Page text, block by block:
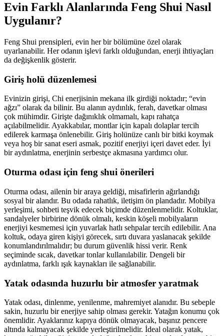
Evin Farklı Alanlarında Feng Shui Nasıl
Uygulanır?
Feng Shui prensipleri, evin her bir bölümüne özel olarak
uyarlanabilir. Her odanın işlevi farklı olduğundan, enerji ihtiyaçları
da değişkenlik gösterir.
Giriş holü düzenlemesi
Evinizin girişi, Chi enerjisinin mekana ilk girdiği noktadır; “evin
ağzı” olarak da bilinir. Bu alanın aydınlık, ferah, davetkar olması
çok mühimdir. Girişte dağınıklık olmamalı, kapı rahatça
açılabilmelidir. Ayakkabılar, montlar için kapalı dolaplar tercih
edilerek karmaşa önlenebilir. Giriş holünüze canlı bir bitki koymak
veya hoş bir sanat eseri asmak, pozitif enerjiyi içeri davet eder. İyi
bir aydınlatma, enerjinin serbestçe akmasına yardımcı olur.
Oturma odası için feng shui önerileri
Oturma odası, ailenin bir araya geldiği, misafirlerin ağırlandığı
sosyal bir alandır. Bu odada rahatlık, iletişim ön plandadır. Mobilya
yerleşimi, sohbeti teşvik edecek biçimde düzenlenmelidir. Koltuklar,
sandalyeler birbirine dönük olmalı, keskin köşeli mobilyaların
enerjiyi kesmemesi için yuvarlak hatlı sehpalar tercih edilebilir. Ana
koltuk, odaya giren kişiyi görecek, sırtı duvara yaslanacak şekilde
konumlandırılmalıdır; bu durum güvenlik hissi verir. Renk
seçiminde sıcak, davetkar tonlar kullanılabilir. Dengeli bir
aydınlatma, farklı ışık kaynakları ile sağlanabilir.
Yatak odasında huzurlu bir atmosfer yaratmak
Yatak odası, dinlenme, yenilenme, mahremiyet alanıdır. Bu sebeple
sakin, huzurlu bir enerjiye sahip olması gerekir. Yatağın konumu çok
önemlidir. Ayaklarınız kapıya dönük olmayacak, başınız pencere
altında kalmayacak şekilde yerleştirilmelidir. İdeal olarak yatak,